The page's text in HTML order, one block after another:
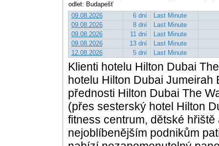
odlet: Budapešť
09.08.2026
6 dní
Last Minute
09.08.2026
8 dní
Last Minute
09.08.2026
11 dní
Last Minute
09.08.2026
13 dní
Last Minute
12.08.2026
5 dní Last Minute
Klienti hotelu Hilton Dubai
hotelu Hilton Dubai
přednosti Hilton Dubai The
(přes sesterský hotel Hilton
fitness centrum, dětské
nejoblíbenějším podnikům